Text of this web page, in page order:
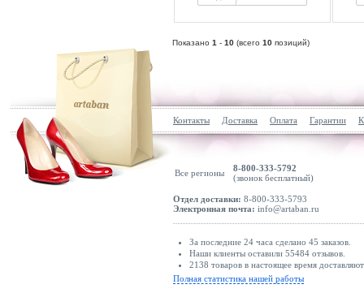
Показано 1 - 10 (всего 10 позиций)
Контакты Доставка Оплата Гарантии
Все регионы
8-800-333-5792
(звонок бесплатный)
Отдел доставки: 8-800-333-5793
Электронная почта: info@artaban.ru
За последние 24 часа сделано 45 заказов.
Наши клиенты оставили 55484 отзывов.
2138 товаров в настоящее время
Полная статистика нашей работы